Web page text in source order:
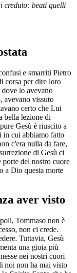
creduto: beati quelli
e smarriti Pietro
corsa per dire loro
lo avevano
avevano vissuto
certo che Lui
bella lezione di
Gesù è riuscito a
in cui abbiamo fatto
c'era nulla da fare,
di Gesù ci
del nostro cuore
a Dio questa morte
aver visto
Tommaso non è
non ci crede.
Tuttavia, Gesù
una gioia più
nei nostri cuori
noi non ha mai visto